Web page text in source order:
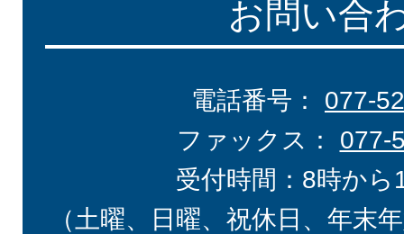
お問い合
電話番号： 077-
ファックス： 077-
受付時間：8時から
（土曜、日曜、祝休日、年末